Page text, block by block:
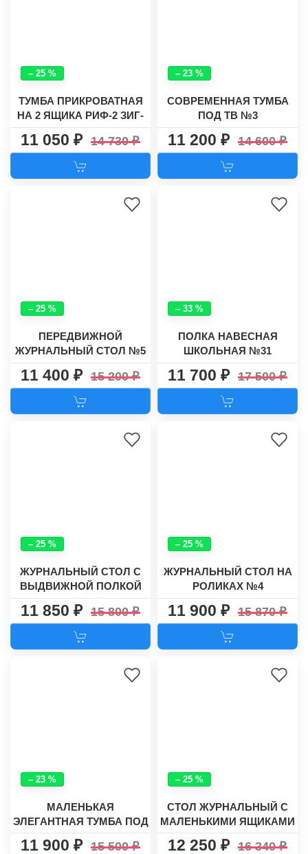
– 25 %
ТУМБА ПРИКРОВАТНАЯ
НА 2 ЯЩИКА РИФ-2 ЗИГ-
ЗАГ
11 050 14 730
– 23 %
СОВРЕМЕННАЯ ТУМБА
ПОД ТВ №3
11 200 14 600
– 25 %
ПЕРЕДВИЖНОЙ
ЖУРНАЛЬНЫЙ СТОЛ №5
11 400 15 200
– 33 %
ПОЛКА НАВЕСНАЯ
ШКОЛЬНАЯ №31
11 700 17 500
– 25 %
ЖУРНАЛЬНЫЙ СТОЛ С
ВЫДВИЖНОЙ ПОЛКОЙ
№8
11 850 15 800
– 25 %
ЖУРНАЛЬНЫЙ СТОЛ НА
РОЛИКАХ №4
11 900 15 870
– 23 %
МАЛЕНЬКАЯ
ЭЛЕГАНТНАЯ ТУМБА ПОД
ТВ №4
11 900 15 500
– 25 %
СТОЛ ЖУРНАЛЬНЫЙ С
МАЛЕНЬКИМИ ЯЩИКАМИ
№6
12 250 16 340